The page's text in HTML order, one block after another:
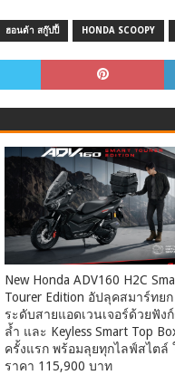
ฮอนด้า สกู๊ปปี้ HONDA SCOOPY
New Honda ADV160 H2C
Tourer Edition อัปลุคสมาร์ทยก
ระดับสายแอดเวนเจอร์ด้วยฟัง
ล้ำ และ Keyless Smart Top
ครั้งแรก พร้อมลุยทุกไลฟ์สไตล์
ราคา 115,900 บาท